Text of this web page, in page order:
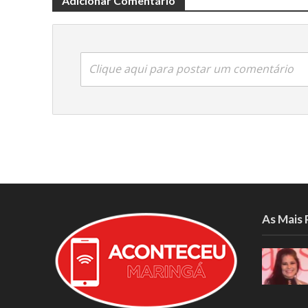
Clique aqui para postar um comentário
As Mais